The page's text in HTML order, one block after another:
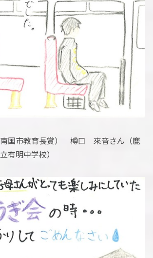
市教育長賞） 樽口 來音さん（鹿
有明中学校）